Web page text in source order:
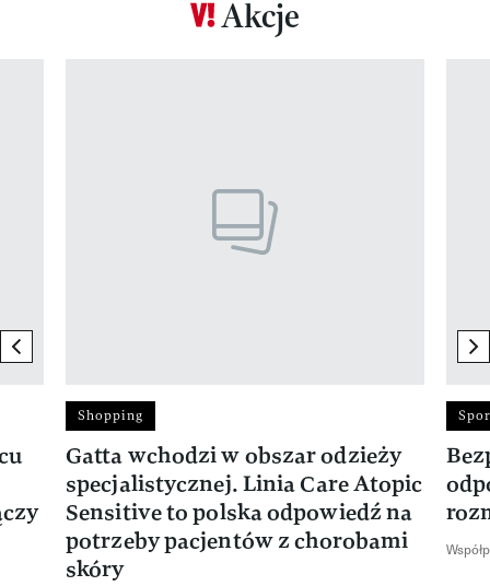
Akcje
previous element
Shopping
Gatta wchodzi w obszar odzieży
specjalistycznej. Linia Care Atopic
Sensitive to polska odpowiedź na
potrzeby pacjentów z chorobami
skóry